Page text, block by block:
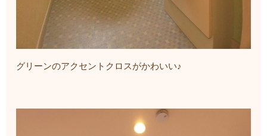
グリーンのアクセントクロスがかわいい♪